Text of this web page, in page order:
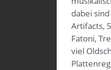
dabei
Artifacts,
Fatoni,
viel